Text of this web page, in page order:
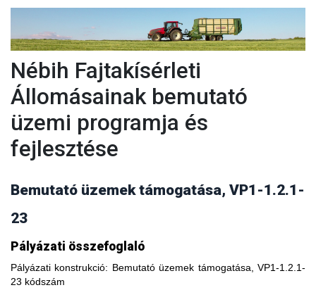
Nébih Fajtakísérleti
Állomásainak bemutató
üzemi programja és
fejlesztése
Bemutató üzemek támogatása, VP1-1.2.1-
23
Pályázati összefoglaló
Pályázati konstrukció: Bemutató üzemek támogatása, VP1-1.2.1-
23 kódszám
A fajtakísérleti és fajtakitermesztési állomások
modernizálásával, olyan növényfajta kísérleteket lehet
végezni, melyekkel limitálhatóak a mezőgazdasági termesztés
bizonytalanságából adódó negatív hatások, növelhető a